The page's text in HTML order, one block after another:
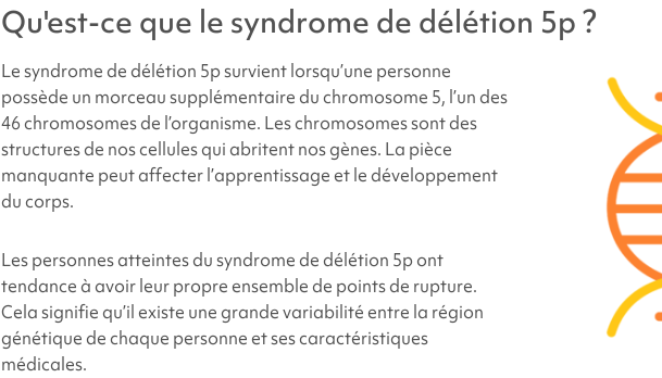
Quelles sont les chances que d'autres membres de la famille ou de futurs enfants
atteints du syndrome de
délétion 5p ?
Combien de personnes sont atteintes du syndrome dedélétion 5p
Les personnes atteintes du syndrome de délétion 5p ont-elles un aspect différent ?
Comment traite-t-on le syndromede délétion 5p?
Troubles du comportement et du développement liés au syndrome de délétion
Qu'est-ce que le syndrome de délétion 5p ?
Lesyndrome de délétion 5psurvient lorsqu’une personne
possède un morceau supplémentaire du chromosome 5, l’un des
46 chromosomes de l’organisme. Les chromosomes sont des
structures de nos cellules qui abritent nos gènes. La pièce
manquante peut affecter l’apprentissage et le développement
du corps.
Les personnes atteintes dusyndrome de délétion 5p ont
tendance à avoir leur propre ensemble de points de rupture.
Cela signifie qu’il existe une grande variabilité entre la région
génétique de chaque personne et ses caractéristiques
médicales.